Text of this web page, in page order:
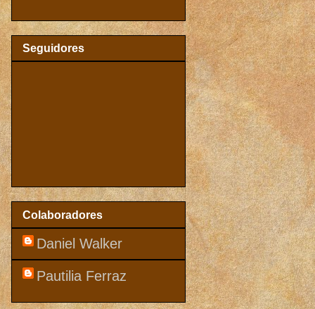
Seguidores
Colaboradores
Daniel Walker
Pautilia Ferraz